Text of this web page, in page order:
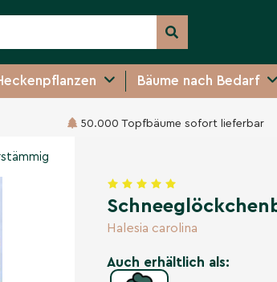
Bäume nach Bedarf
50.000 Topfbäume sofort lieferbar
Halesia carolina
Auch erhältlich als: